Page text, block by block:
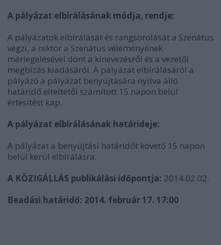
A pályázat elbírálásának módja, rendje:
A pályázatok elbírálását és rangsorolását a Szenátus
végzi, a rektor a Szenátus véleményének
mérlegelésével dönt a kinevezésről és a vezetői
megbízás kiadásáról. A pályázat elbírálásáról a
pályázó a pályázat benyújtására nyitva álló
határidő elteltétől számított 15 napon belül
értesítést kap.
A pályázat elbírálásának határideje:
A pályázat a benyújtási határidőt követő 15 napon
belül kerül elbírálásra.
A KÖZIGÁLLÁS publikálási időpontja: 2014.02.02.
Beadási határidő: 2014. február 17. 17:00